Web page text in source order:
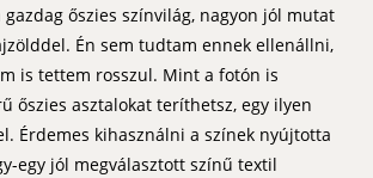
őszies színvilág, nagyon jól mutat
Én sem tudtam ennek ellenállni,
is tettem rosszul. Mint a fotón is
őszies asztalokat teríthetsz, egy ilyen
Érdemes kihasználni a színek nyújtotta
egy jól megválasztott színű textil